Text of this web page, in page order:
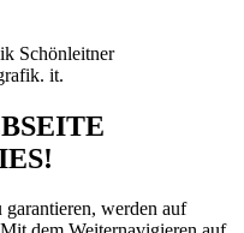
Schönleitner
werden auf